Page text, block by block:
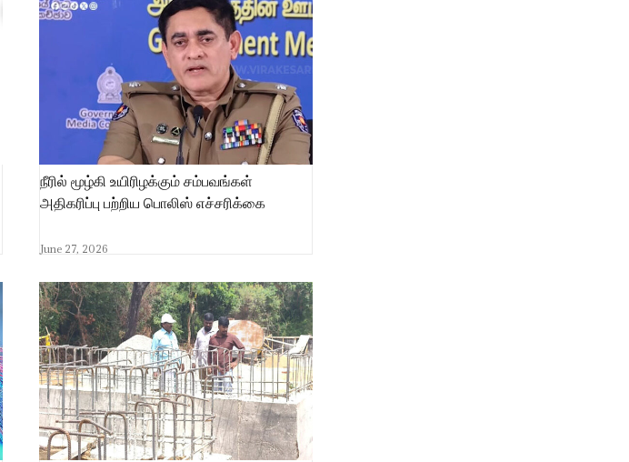
நீரில் மூழ்கி உயிரிழக்கும் சம்பவங்கள்
அதிகரிப்பு பற்றிய பொலிஸ் எச்சரிக்கை
June 27, 2026